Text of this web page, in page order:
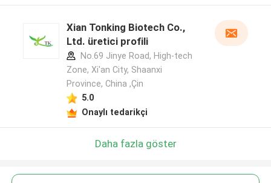
Xian Tonking Biotech Co.,
Ltd. üretici profili
No.69 Jinye Road, High-tech
Zone, Xi'an City, Shaanxi
Province, China ,Çin
5.0
Onaylı tedarikçi
Daha fazla göster